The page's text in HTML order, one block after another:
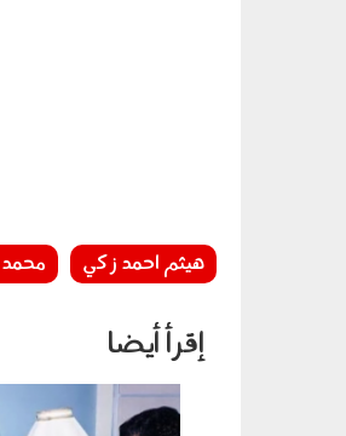
هيثم احمد زكي
إقرأ أيضا
elaosboa06193.png